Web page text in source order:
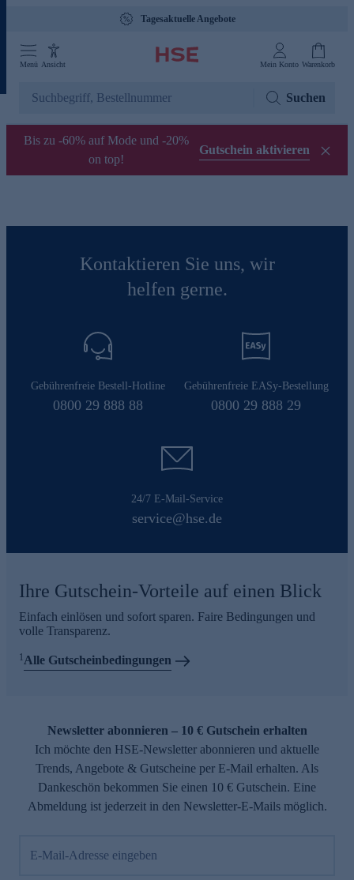
Tagesaktuelle Angebote
Menü Ansicht Mein Konto Warenkorb
Suchen
Bis zu -60% auf Mode und -20%
on top!
Gutschein aktivieren
Kontaktieren Sie uns, wir
helfen gerne.
Gebührenfreie Bestell-Hotline
0800 29 888 88
Gebührenfreie EASy-Bestellung
0800 29 888 29
24/7 E-Mail-Service
service@hse.de
Ihre Gutschein-Vorteile auf einen Blick
Einfach einlösen und sofort sparen. Faire Bedingungen und
volle Transparenz.
1Alle Gutscheinbedingungen
Newsletter abonnieren – 10 € Gutschein erhalten
Ich möchte den HSE-Newsletter abonnieren und aktuelle
Trends, Angebote & Gutscheine per E-Mail erhalten. Als
Dankeschön bekommen Sie einen 10 € Gutschein. Eine
Abmeldung ist jederzeit in den Newsletter-E-Mails möglich.
E-Mail-Adresse eingeben